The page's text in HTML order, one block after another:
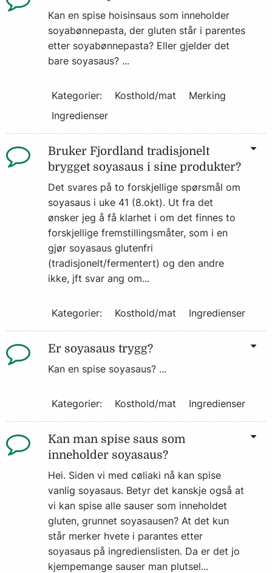
Kan en spise hoisinsaus som inneholder
soyabønnepasta, der gluten står i parentes
etter soyabønnepasta? Eller gjelder det
bare soyasaus? ...
Kategorier: Kosthold/mat
Merking
Ingredienser
Bruker Fjordland tradisjonelt
brygget soyasaus i sine produkter?
Det svares på to forskjellige spørsmål om
soyasaus i uke 41 (8.okt). Ut fra det
ønsker jeg å få klarhet i om det finnes to
forskjellige fremstillingsmåter, som i en
gjør soyasaus glutenfri
(tradisjonelt/fermentert) og den andre
ikke, jft svar ang om...
Kategorier: Kosthold/mat Ingredienser
Er soyasaus trygg?
Kan en spise soyasaus? ...
Kategorier: Kosthold/mat Ingredienser
Kan man spise saus som
inneholder soyasaus?
Hei. Siden vi med cøliaki nå kan spise
vanlig soyasaus. Betyr det kanskje også at
vi kan spise alle sauser som inneholdet
gluten, grunnet soyasausen? At det kun
står merker hvete i parantes etter
soyasaus på ingredienslisten. Da er det jo
kjempemange sauser man plutsel...